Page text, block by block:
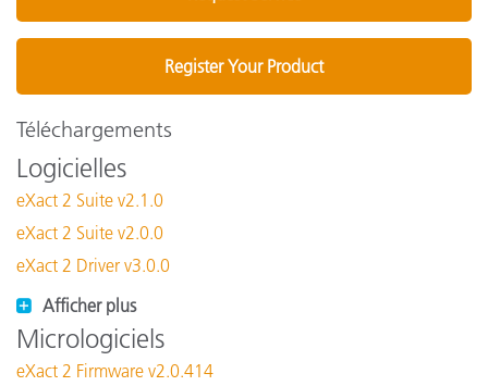
Register Your Product
Téléchargements
Logicielles
eXact 2 Suite v2.1.0
eXact 2 Suite v2.0.0
eXact 2 Driver v3.0.0
Afficher plus
Micrologiciels
eXact 2 Firmware v2.0.414